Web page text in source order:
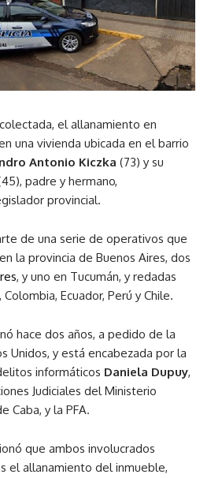
el allanamiento en
una vivienda ubicada en el barrio
Antonio Kiczka (73) y su
padre y hermano,
provincial.
de una serie de operativos que
la provincia de Buenos Aires, dos
, y uno en Tucumán, y redadas
Ecuador, Perú y Chile.
hace dos años, a pedido de la
Unidos, y está encabezada por la
informáticos Daniela Dupuy,
Judiciales del Ministerio
Caba, y la PFA.
que ambos involucrados
el allanamiento del inmueble,